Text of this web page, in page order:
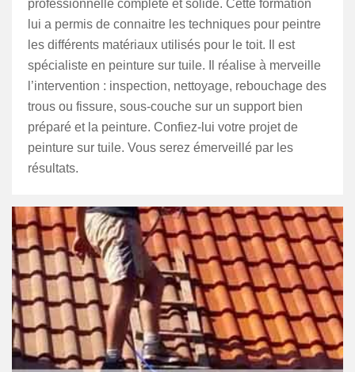
professionnelle complète et solide. Cette formation
lui a permis de connaitre les techniques pour peintre
les différents matériaux utilisés pour le toit. Il est
spécialiste en peinture sur tuile. Il réalise à merveille
l’intervention : inspection, nettoyage, rebouchage des
trous ou fissure, sous-couche sur un support bien
préparé et la peinture. Confiez-lui votre projet de
peinture sur tuile. Vous serez émerveillé par les
résultats.